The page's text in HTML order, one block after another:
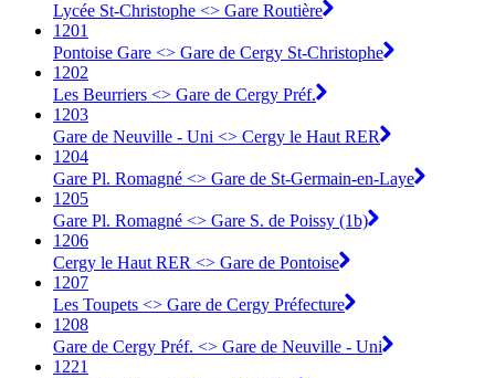
Lycée St-Christophe <> Gare Routière
1201
Pontoise Gare <> Gare de Cergy St-Christophe
1202
Les Beurriers <> Gare de Cergy Préf.
1203
Gare de Neuville - Uni <> Cergy le Haut RER
1204
Gare Pl. Romagné <> Gare de St-Germain-en-Laye
1205
Gare Pl. Romagné <> Gare S. de Poissy (1b)
1206
Cergy le Haut RER <> Gare de Pontoise
1207
Les Toupets <> Gare de Cergy Préfecture
1208
Gare de Cergy Préf. <> Gare de Neuville - Uni
1221